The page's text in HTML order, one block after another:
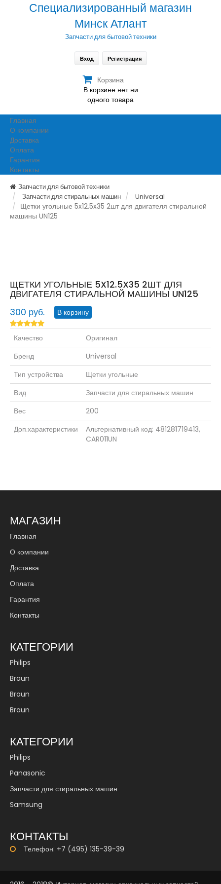
Специализированный магазин
Минск Атлант
Запчасти для бытовой техники
Вход Регистрация
Корзина
В корзине нет ни
одного товара
Главная
О компании
Доставка
Оплата
Гарантия
Контакты
Запчасти для бытовой техники
Запчасти для стиральных машин
Universal
Щетки угольные 5x12.5x35 2шт для двигателя стиральной
машины UN125
ЩЕТКИ УГОЛЬНЫЕ 5X12.5X35 2ШТ ДЛЯ
ДВИГАТЕЛЯ СТИРАЛЬНОЙ МАШИНЫ UN125
300 руб.
Качество
Оригинал
Бренд
Universal
Тип устройства
Щетки угольные
Вид
Запчасти для стиральных машин
Вес
200
Доп.характеристики
Альтернативный код: 481281719413,
CAR011UN
МАГАЗИН
Главная
О компании
Доставка
Оплата
Гарантия
Контакты
КАТЕГОРИИ
Philips
Braun
Braun
Braun
КАТЕГОРИИ
Philips
Panasonic
Запчасти для стиральных машин
Samsung
КОНТАКТЫ
Телефон: +7 (495) 135-39-39